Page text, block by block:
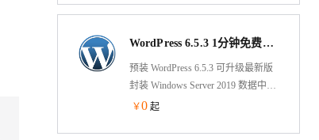
WordPress 6.5.3 1分钟免费预装+宝塔BT 8.0.0 服务器运维管理面板（WAMP）可更新至最新版
预装 WordPress 6.5.3 可升级最新版
封装 Windows Server 2019 数据中心
版 封装宝塔 BT 8.0.6 可升级至最新
￥0 起